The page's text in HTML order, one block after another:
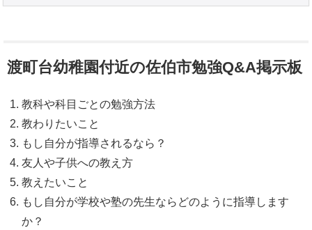
渡町台幼稚園付近の佐伯市勉強Q&A掲示板
教科や科目ごとの勉強方法
教わりたいこと
もし自分が指導されるなら？
友人や子供への教え方
教えたいこと
もし自分が学校や塾の先生ならどのように指導します
か？